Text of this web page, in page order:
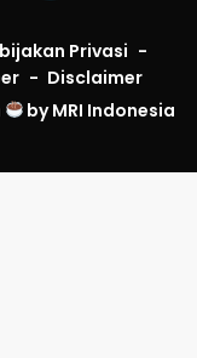
Privasi
Disclaimer
byMRI Indonesia